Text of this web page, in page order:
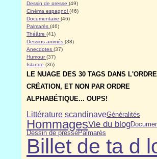
Dessin de presse (49)
Cinéma espagnol (46)
Documentaire (46)
Palmarès (46)
Théâtre (41)
Dessins animés (38)
Anecdotes (37)
Humour(37)
Islande (36)
LE NUAGE DES 30 TAGS DANS
CRÉATION, ET NON PAR ORDRE
ALPHABÉTIQUE... OUPS!
Littérature scandinaveGénéralités
HommagesVie du blog
Dessin de pressePalmarès
Billet de ta d